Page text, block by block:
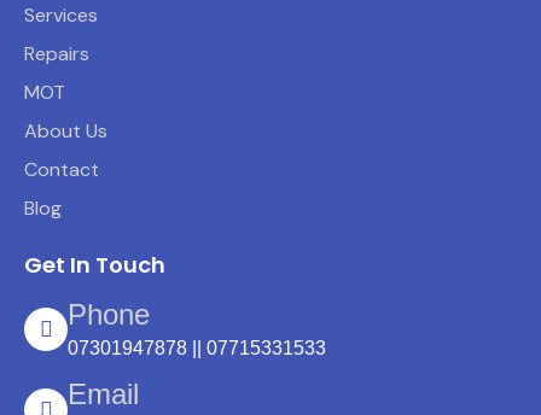
Services
Repairs
MOT
About Us
Contact
Blog
Get In Touch
Phone
07301947878 || 07715331533
Email